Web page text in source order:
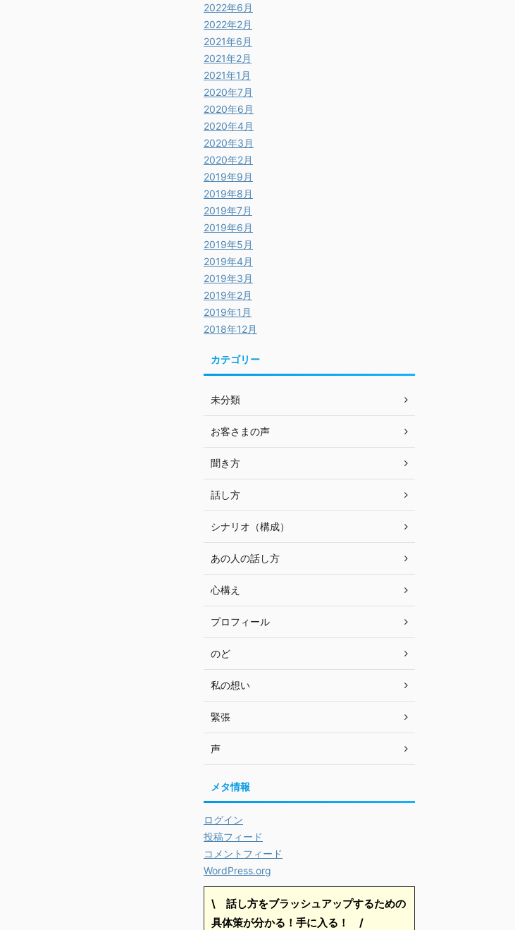
2022年6月
2022年2月
2021年6月
2021年2月
2021年1月
2020年7月
2020年6月
2020年4月
2020年3月
2020年2月
2019年9月
2019年8月
2019年7月
2019年6月
2019年5月
2019年4月
2019年3月
2019年2月
2019年1月
2018年12月
カテゴリー
未分類
お客さまの声
聞き方
話し方
シナリオ（構成）
あの人の話し方
心構え
プロフィール
のど
私の想い
緊張
声
メタ情報
ログイン
投稿フィード
コメントフィード
WordPress.org
\ 話し方をブラッシュアップするための
具体策が分かる！手に入る！ /